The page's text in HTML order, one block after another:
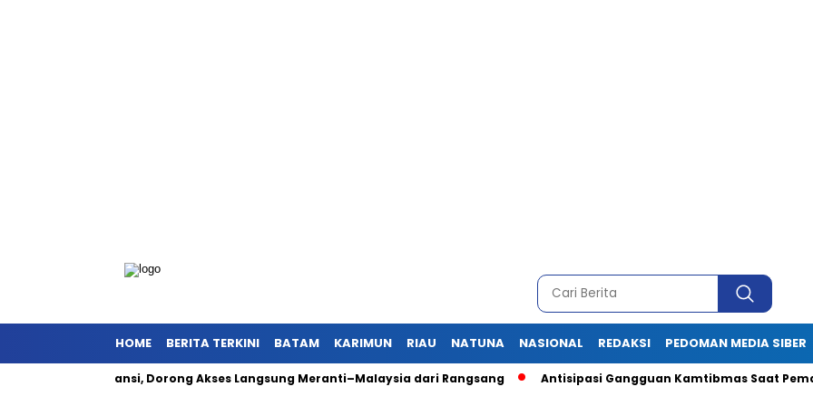
HOME BERITA TERKINI BATAM KARIMUN RIAU NATUNA NASIONAL REDAKSI PEDOMAN MEDIA SIBER
Instansi, Dorong Akses Langsung Meranti–Malaysia dari Rangsang Antisipasi Gangguan Kamtibmas Saat Pemadaman